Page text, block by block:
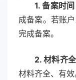
1. 备案时间
成备案。若账
完成备案。
2. 材料齐
材料齐全、有效